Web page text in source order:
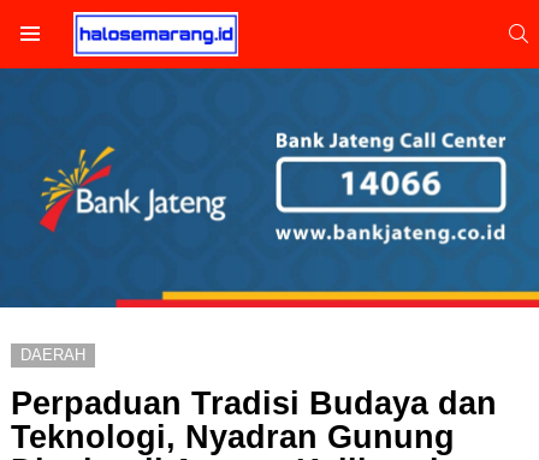
DAERAH
Perpaduan Tradisi Budaya dan
Teknologi, Nyadran Gunung